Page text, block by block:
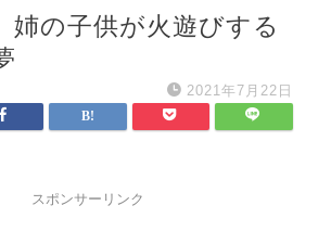
姉の子供が火遊びする
2021年7月22日
スポンサーリンク